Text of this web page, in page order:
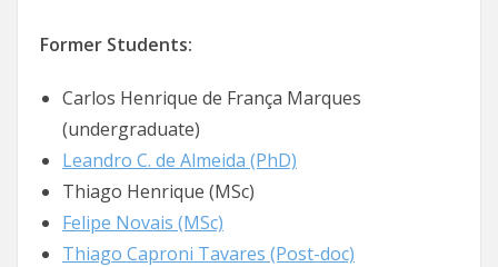
Former Students:
Carlos Henrique de França Marques
(undergraduate)
Leandro C. de Almeida (PhD)
Thiago Henrique (MSc)
Felipe Novais (MSc)
Thiago Caproni Tavares (Post-doc)